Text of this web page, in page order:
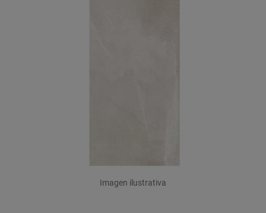
Imagen ilustrativa